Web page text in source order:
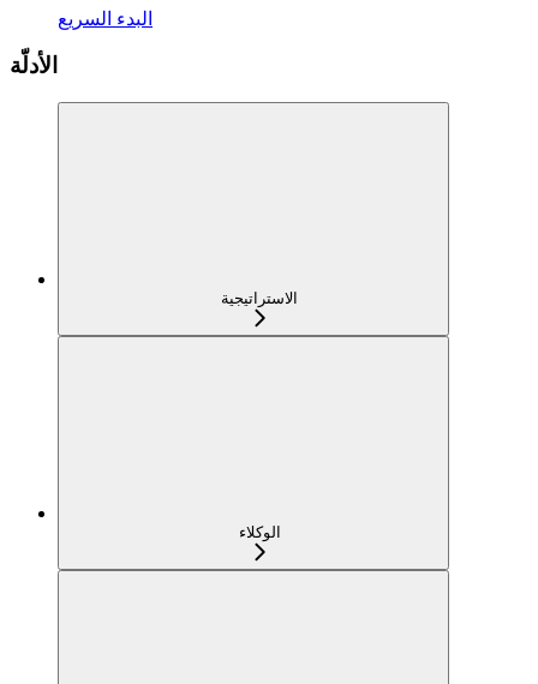
البدء السريع
الأدلّة
الاستراتيجية
الوكلاء